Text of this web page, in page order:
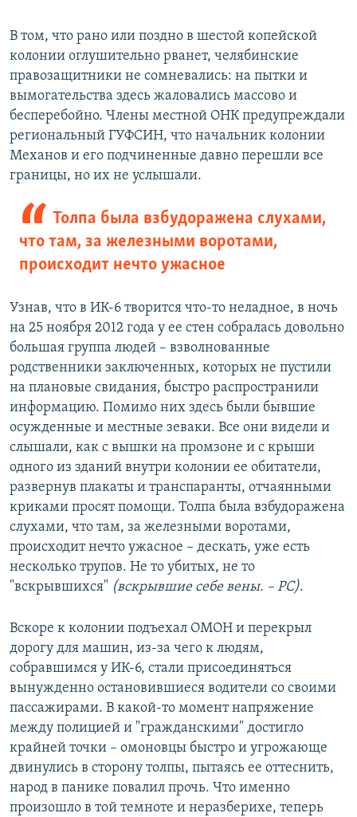
В том, что рано или поздно в шестой копейской
колонии оглушительно рванет, челябинские
правозащитники не сомневались: на пытки и
вымогательства здесь жаловались массово и
бесперебойно. Члены местной ОНК предупреждали
региональный ГУФСИН, что начальник колонии
Механов и его подчиненные давно перешли все
границы, но их не услышали.
Толпа была взбудоражена слухами,
что там, за железными воротами,
происходит нечто ужасное
Узнав, что в ИК-6 творится что-то неладное, в ночь
на 25 ноября 2012 года у ее стен собралась довольно
большая группа людей – взволнованные
родственники заключенных, которых не пустили
на плановые свидания, быстро распространили
информацию. Помимо них здесь были бывшие
осужденные и местные зеваки. Все они видели и
слышали, как с вышки на промзоне и с крыши
одного из зданий внутри колонии ее обитатели,
развернув плакаты и транспаранты, отчаянными
криками просят помощи. Толпа была взбудоражена
слухами, что там, за железными воротами,
происходит нечто ужасное – дескать, уже есть
несколько трупов. Не то убитых, не то
"вскрывшихся" (вскрывшие себе вены. – РС).
Вскоре к колонии подъехал ОМОН и перекрыл
дорогу для машин, из-за чего к людям,
собравшимся у ИК-6, стали присоединяться
вынужденно остановившиеся водители со своими
пассажирами. В какой-то момент напряжение
между полицией и "гражданскими" достигло
крайней точки – омоновцы быстро и угрожающе
двинулись в сторону толпы, пытаясь ее оттеснить,
народ в панике повалил прочь. Что именно
произошло в той темноте и неразберихе, теперь